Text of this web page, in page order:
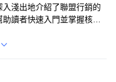
淺出地介紹了聯盟行銷的
讀者快速入門並掌握核心
聯盟行銷事業，實現財務